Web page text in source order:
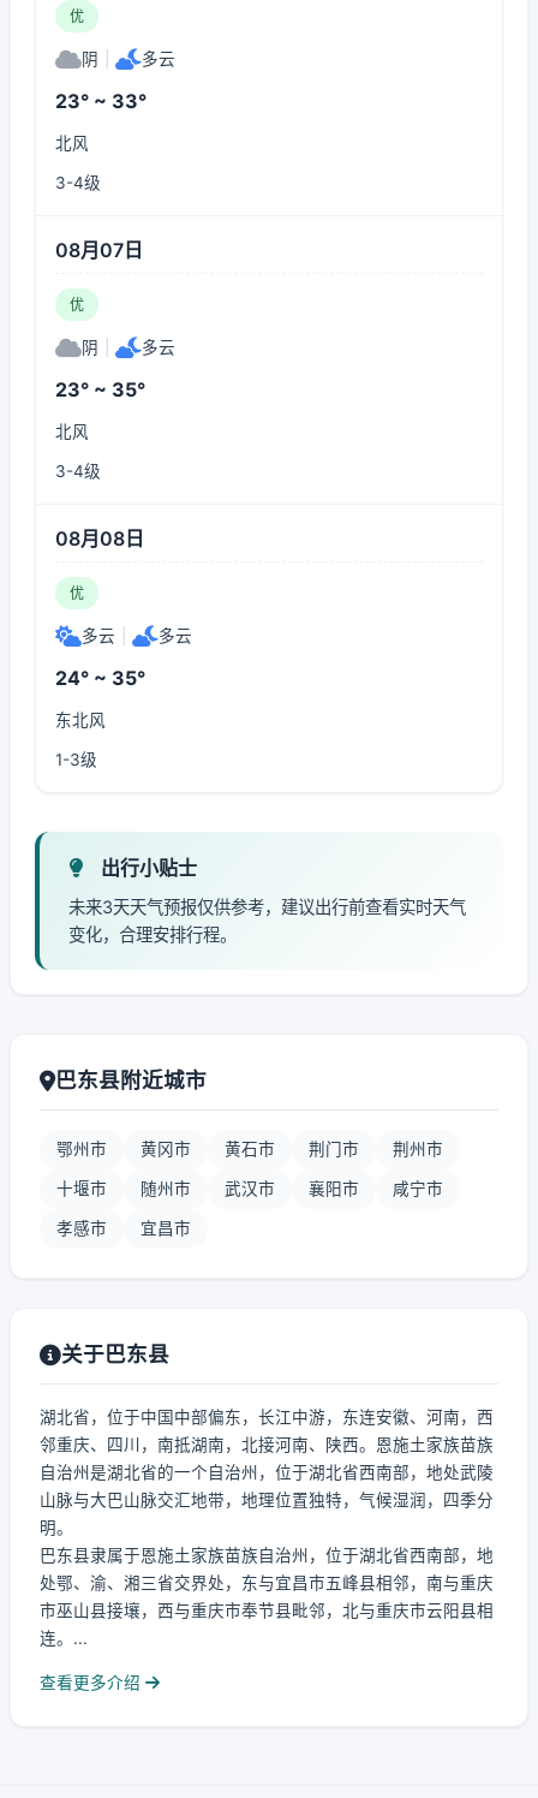
优
阴 多云
23° ~ 33°
北风
3-4级
08月07日
优
阴 多云
23° ~ 35°
北风
3-4级
08月08日
优
多云 多云
24° ~ 35°
东北风
1-3级
出行小贴士
未来3天天气预报仅供参考，建议出行前查看实时天气
变化，合理安排行程。
巴东县附近城市
鄂州市 黄冈市 黄石市 荆门市 荆州市
十堰市 随州市 武汉市 襄阳市 咸宁市
孝感市 宜昌市
关于巴东县
湖北省，位于中国中部偏东，长江中游，东连安徽、河南，西
邻重庆、四川，南抵湖南，北接河南、陕西。恩施土家族苗族
自治州是湖北省的一个自治州，位于湖北省西南部，地处武陵
山脉与大巴山脉交汇地带，地理位置独特，气候湿润，四季分
明。
巴东县隶属于恩施土家族苗族自治州，位于湖北省西南部，地
处鄂、渝、湘三省交界处，东与宜昌市五峰县相邻，南与重庆
市巫山县接壤，西与重庆市奉节县毗邻，北与重庆市云阳县相
连。...
查看更多介绍